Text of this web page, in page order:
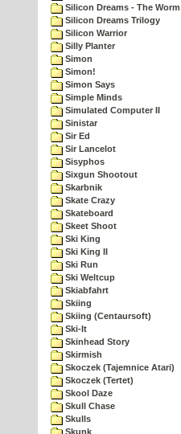
Silicon Dreams - The
Silicon Dreams Trilogy
Silicon Warrior
Silly Planter
Simon
Simon!
Simon Says
Simple Minds
Simulated Computer II
Sinistar
Sir Ed
Sir Lancelot
Sisyphos
Sixgun Shootout
Skarbnik
Skate Crazy
Skateboard
Skeet Shoot
Ski King
Ski King II
Ski Run
Ski Weltcup
Skiabfahrt
Skiing
Skiing (Centaursoft)
Ski-It
Skinhead Story
Skirmish
Skoczek (Tajemnice Atari)
Skoczek (Tertet)
Skool Daze
Skull Chase
Skulls
Skunk